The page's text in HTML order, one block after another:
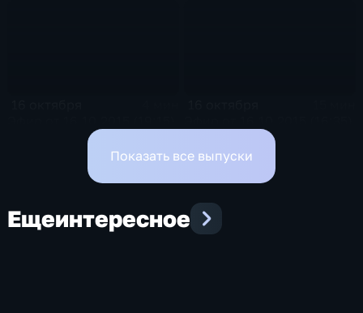
Показать все выпуски
Ещеинтересное